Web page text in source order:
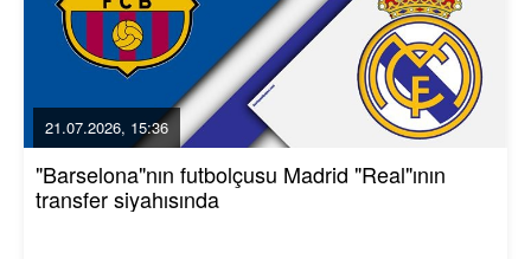
21.07.2026, 15:36
"Barselona"nın futbolçusu Madrid "Real"ının
transfer siyahısında